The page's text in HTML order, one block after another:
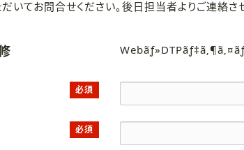
いてお問合せください。後日担当者よりご連絡さ
必須
必須